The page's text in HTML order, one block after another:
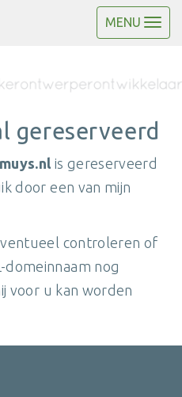
MENU
gereserveerd
is gereserveerd
door een van mijn
controleren of
nog
voor u kan worden